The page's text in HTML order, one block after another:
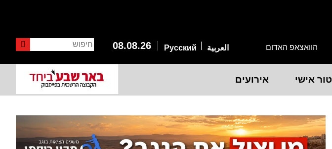
הוואצאפ האדום 08.08.26 חיפוש
العربية Русский
טור אישי אירועים